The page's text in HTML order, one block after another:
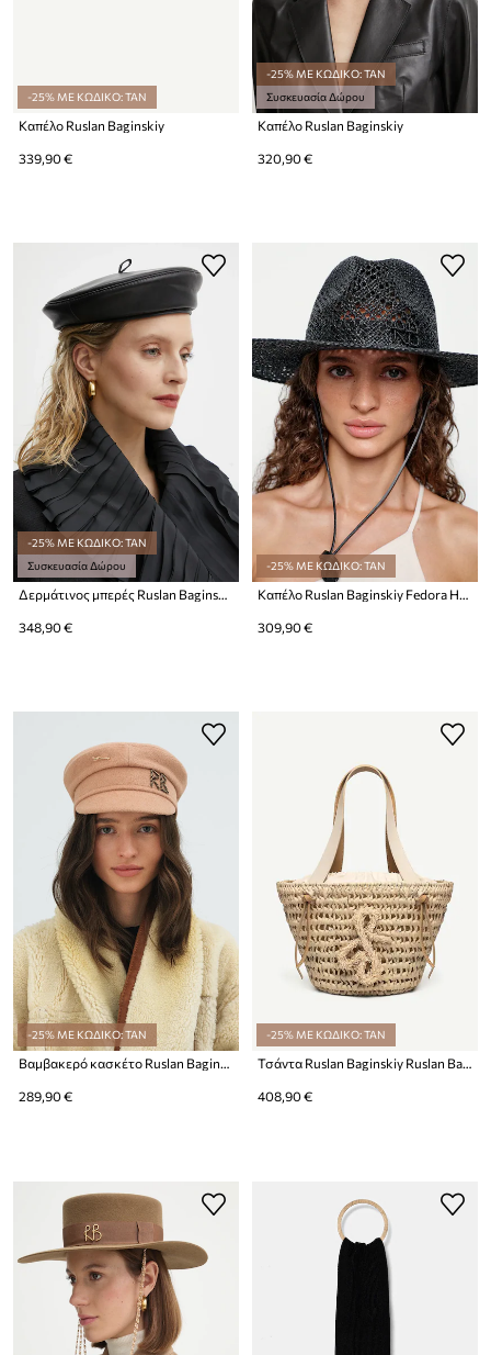
-25% ΜΕ ΚΩΔΙΚΟ: TAN
Καπέλο Ruslan Baginskiy
339,90 €
-25% ΜΕ ΚΩΔΙΚΟ: TAN
Συσκευασία Δώρου
Καπέλο Ruslan Baginskiy
320,90 €
-25% ΜΕ ΚΩΔΙΚΟ: TAN
Συσκευασία Δώρου
Δερμάτινος μπερές Ruslan Baginskiy
348,90 €
-25% ΜΕ ΚΩΔΙΚΟ: TAN
Καπέλο Ruslan Baginskiy Fedora Hat
309,90 €
-25% ΜΕ ΚΩΔΙΚΟ: TAN
Βαμβακερό κασκέτο Ruslan Baginskiy Fedora Hat
289,90 €
-25% ΜΕ ΚΩΔΙΚΟ: TAN
Τσάντα Ruslan Baginskiy Ruslan Baginskiy Logo-embellished Baker Boy Cap
408,90 €